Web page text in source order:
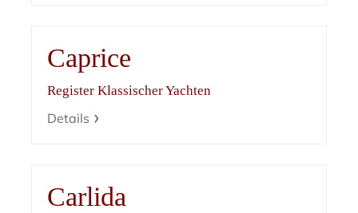
Caprice
Register Klassischer Yachten
Details
Carlida